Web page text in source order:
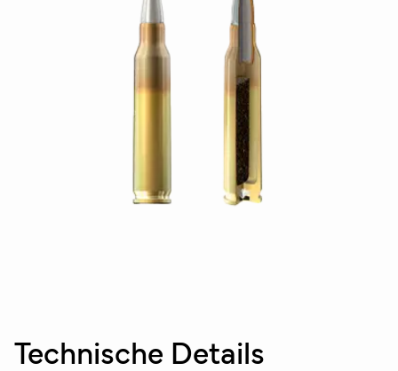
Technische Details